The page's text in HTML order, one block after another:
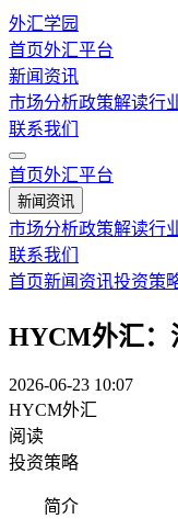
外汇学园
首页外汇平台
新闻资讯
市场分析政策解读行
联系我们
首页外汇平台
新闻资讯
市场分析政策解读行
联系我们
首页新闻资讯投资策
HYCM外汇：
2026-06-23 10:07
HYCM外汇
阅读
投资策略
简介